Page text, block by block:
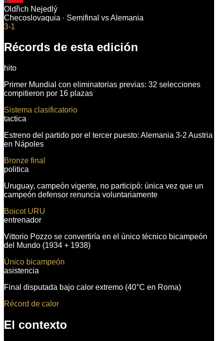
Oldřich Nejedlý
Checoslovaquia · Semifinal vsAlemania
3-1
Récords de esta edición
hito
Primer Mundial con eliminatorias previas: 32 selecciones
compitieron por 16 plazas
Sistema clasificatorio
tactica
Estreno del partido por el tercer puesto: Alemania 3-2 Austria
en Nápoles
Bronze final
politica
Uruguay, campeón vigente, no participó: única vez que un
campeón defensor renuncia voluntariamente
Boicot URU
entrenador
Vittorio Pozzo se convertiría en el único técnico bicampeón
del Mundo (1934 + 1938)
Único bicampeón
asistencia
Final disputada bajo calor extremo (40°C en Roma)
Récord de calor
El contexto